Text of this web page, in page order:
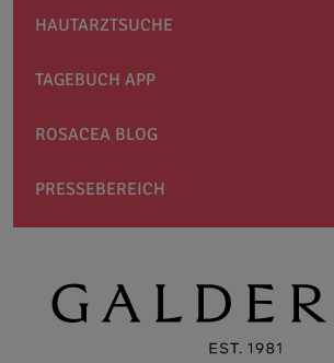
HAUTARZTSUCHE
TAGEBUCH APP
ROSACEA BLOG
PRESSEBEREICH